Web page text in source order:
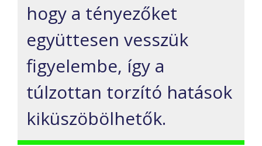
hogy a tényezőket
együttesen vesszük
figyelembe, így a
túlzottan torzító hatások
kiküszöbölhetők.